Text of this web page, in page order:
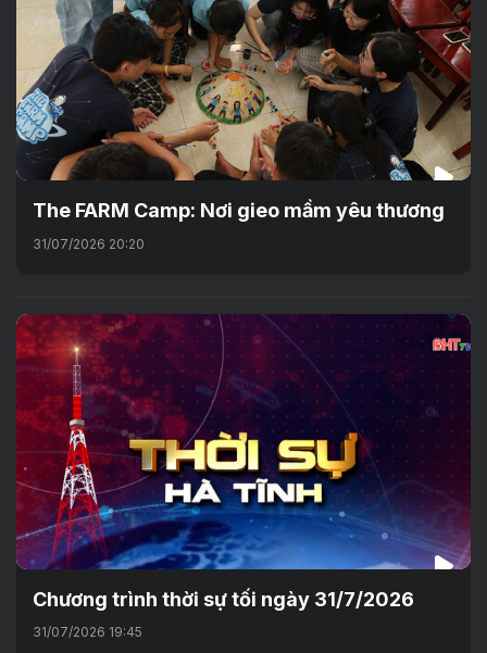
The FARM Camp: Nơi gieo mầm yêu thương
31/07/2026 20:20
Chương trình thời sự tối ngày 31/7/2026
31/07/2026 19:45